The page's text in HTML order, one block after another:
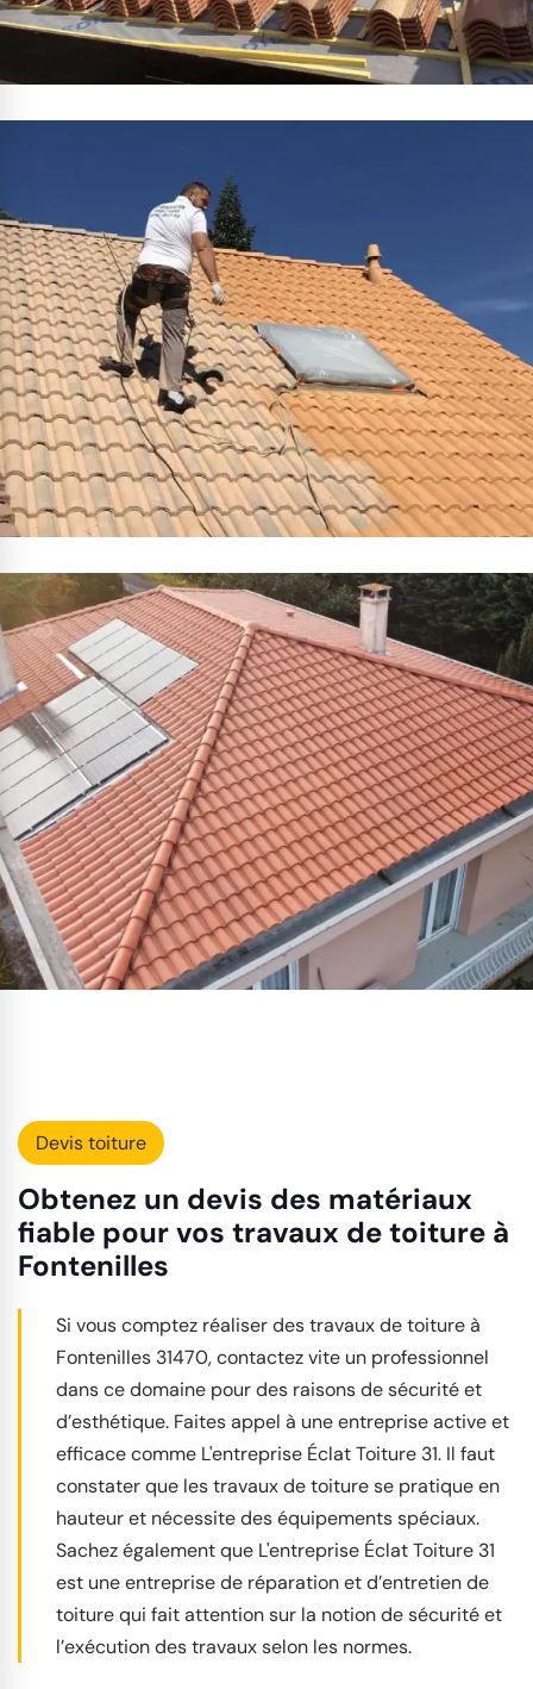
Devis toiture
Obtenez un devis des matériaux
fiable pour vos travaux de toiture à
Fontenilles
Si vous comptez réaliser des travaux de toiture à
Fontenilles 31470, contactez vite un professionnel
dans ce domaine pour des raisons de sécurité et
d’esthétique. Faites appel à une entreprise active et
efficace comme L'entreprise Éclat Toiture 31. Il faut
constater que les travaux de toiture se pratique en
hauteur et nécessite des équipements spéciaux.
Sachez également que L'entreprise Éclat Toiture 31
est une entreprise de réparation et d’entretien de
toiture qui fait attention sur la notion de sécurité et
l’exécution des travaux selon les normes.